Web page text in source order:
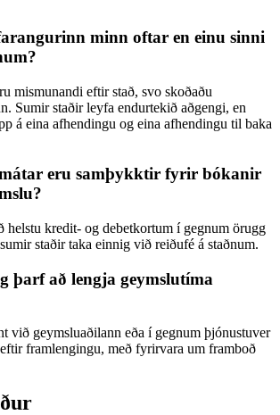
minn oftar en einu sinni
mismunandi eftir stað, svo skoðaðu
Sumir staðir leyfa endurtekið aðgengi, en
á eina afhendingu og eina afhendingu til baka
eru samþykktir fyrir bókanir
helstu kredit- og debetkortum í gegnum örugg
staðir taka einnig við reiðufé á staðnum.
þarf að lengja geymslutíma
við geymsluaðilann eða í gegnum þjónustuver
framlengingu, með fyrirvara um framboð